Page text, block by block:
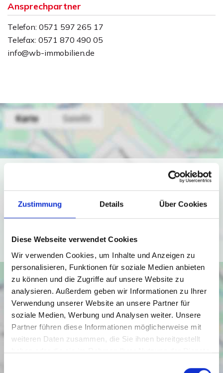
Zustimmung Details Über Cookies
Diese Webseite verwendet Cookies
Wir verwenden Cookies, um Inhalte und Anzeigen zu
personalisieren, Funktionen für soziale Medien anbieten
zu können und die Zugriffe auf unsere Website zu
analysieren. Außerdem geben wir Informationen zu Ihrer
Verwendung unserer Website an unsere Partner für
soziale Medien, Werbung und Analysen weiter. Unsere
Partner führen diese Informationen möglicherweise mit
weiteren Daten zusammen, die Sie ihnen bereitgestellt
haben oder die sie im Rahmen Ihrer Nutzung der Dienste
Ansprechpartner
Telefon: 0571 597 265 17
Telefax: 0571 870 490 05
info@wb-immobilien.de
Ich bin damit einverstanden, dass mir Karten von Google
Datenschutzbedingungen von Google
https://policies.google.com/privacy
Ich bin einverstanden